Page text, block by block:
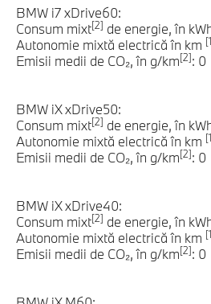
BMW i7 xDrive60:
Consum mixt[2] de energie, în
Autonomie mixtă electrică în km
Emisii medii de CO₂, în g/km[2]: 0
BMW iX xDrive50:
Consum mixt[2] de energie, în
Autonomie mixtă electrică în km
Emisii medii de CO₂, în g/km[2]: 0
BMW iX xDrive40:
Consum mixt[2] de energie, în
Autonomie mixtă electrică în km
Emisii medii de CO₂, în g/km[2]: 0